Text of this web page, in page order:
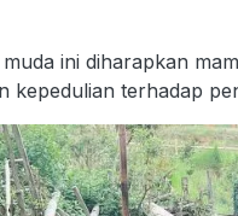
ini diharapkan
kepedulian terhadap